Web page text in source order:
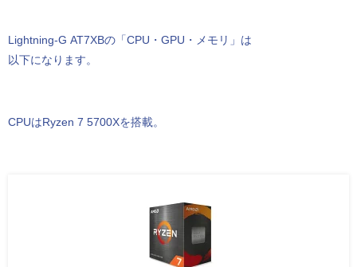
Lightning-G AT7XBの「CPU・GPU・メモリ」は
以下になります。
CPUはRyzen 7 5700Xを搭載。